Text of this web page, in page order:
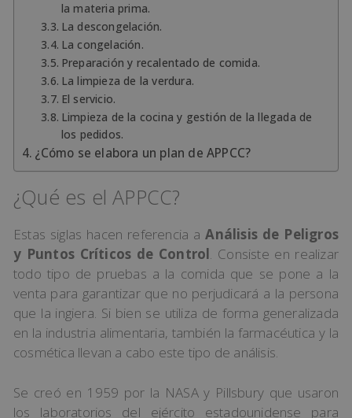
la materia prima.
La descongelación.
La congelación.
Preparación y recalentado de comida.
La limpieza de la verdura.
El servicio.
Limpieza de la cocina y gestión de la llegada de
los pedidos.
¿Cómo se elabora un plan de APPCC?
¿Qué es el APPCC?
Estas siglas hacen referencia aAnálisis de Peligros
y Puntos Críticos de Control. Consiste en realizar
todo tipo de pruebas a la comida que se pone a la
venta para garantizar que no perjudicará a la persona
que la ingiera. Si bien se utiliza de forma generalizada
en la industria alimentaria, también la farmacéutica y la
cosmética llevan a cabo este tipo de análisis.
Se creó en 1959 por la NASA y Pillsbury que usaron
los laboratorios del ejército estadounidense para